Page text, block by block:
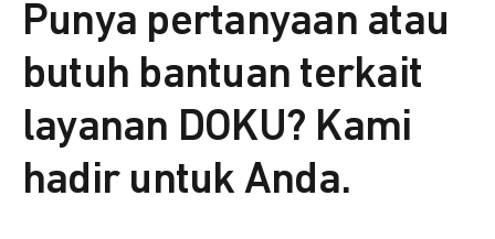
Punya pertanyaan atau
butuh bantuan terkait
layanan DOKU? Kami
hadir untuk Anda.